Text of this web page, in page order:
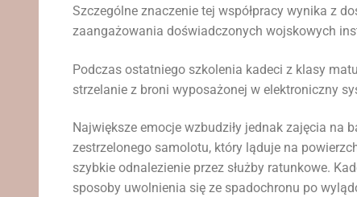
Szczególne znaczenie tej współpracy wynika z
zaangażowania doświadczonych wojskowych
Podczas ostatniego szkolenia kadeci z klasy
strzelanie z broni wyposażonej w elektroniczny
Największe emocje wzbudziły jednak zajęcia na
zestrzelonego samolotu, który ląduje na
szybkie odnalezienie przez służby ratunkowe.
sposoby uwolnienia się ze spadochronu po